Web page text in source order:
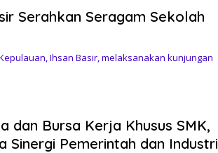
Serahkan Seragam Sekolah
Ihsan Basir, melaksanakan kunjungan
dan Bursa Kerja Khusus SMK,
Sinergi Pemerintah dan Industri